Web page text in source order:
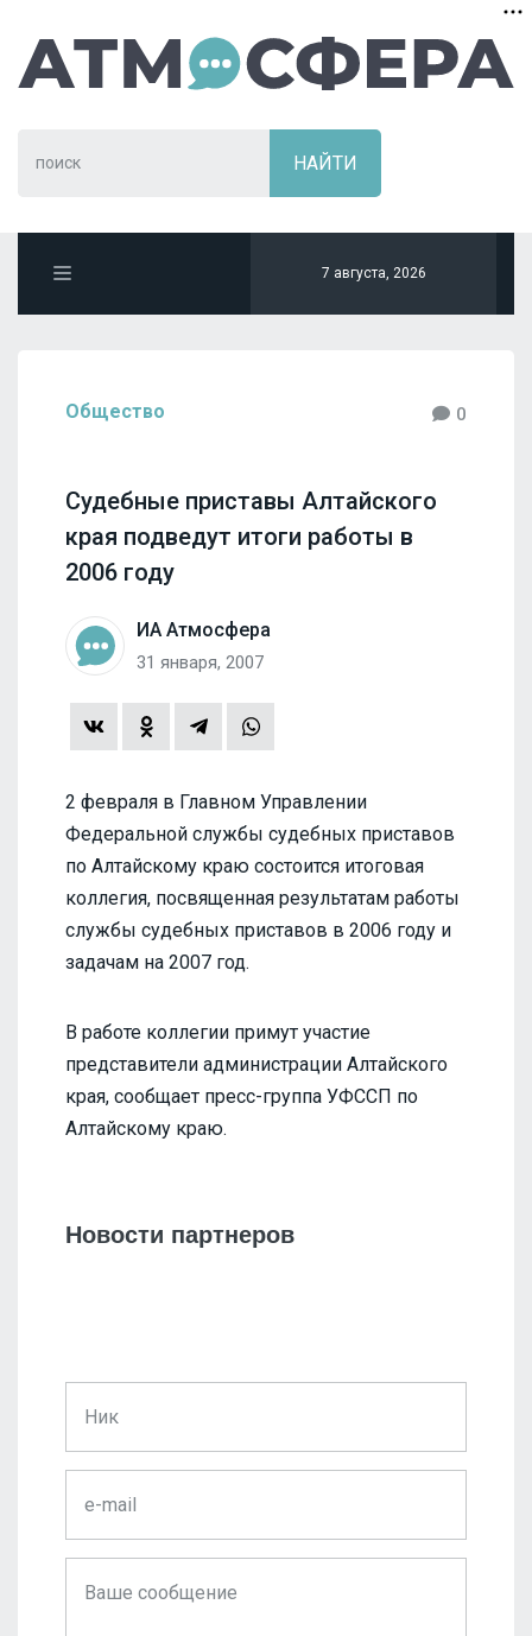
7 августа, 2026
Общество 0
Судебные приставы Алтайского
края подведут итоги работы в
2006 году
ИА Атмосфера
31 января, 2007
2 февраля в Главном Управлении
Федеральной службы судебных приставов
по Алтайскому краю состоится итоговая
коллегия, посвященная результатам работы
службы судебных приставов в 2006 году и
задачам на 2007 год.
В работе коллегии примут участие
представители администрации Алтайского
края, сообщает пресс-группа УФССП по
Алтайскому краю.
Новости партнеров